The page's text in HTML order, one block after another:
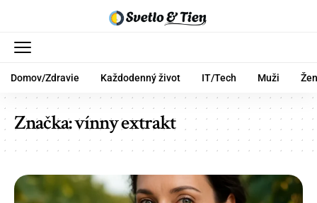
Domov/Zdravie Každodenný život IT/Tech Muži
Značka:vínny extrakt